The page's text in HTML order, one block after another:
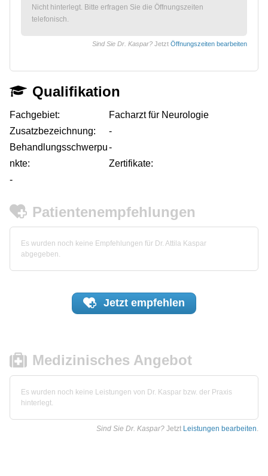
Nicht hinterlegt. Bitte erfragen Sie die Öffnungszeiten
telefonisch.
Sind Sie Dr. Kaspar? Jetzt Öffnungszeiten bearbeiten
Qualifikation
Fachgebiet:
Facharzt für Neurologie
Zusatzbezeichnung:
-
Behandlungsschwerpu
nkte:
-
Zertifikate:
-
Patientenempfehlungen
Es wurden noch keine Empfehlungen für Dr. Attila Kaspar
abgegeben.
Jetzt empfehlen
Medizinisches Angebot
Es wurden noch keine Leistungen von Dr. Kaspar bzw. der Praxis
hinterlegt.
Sind Sie Dr. Kaspar? Jetzt Leistungen bearbeiten.